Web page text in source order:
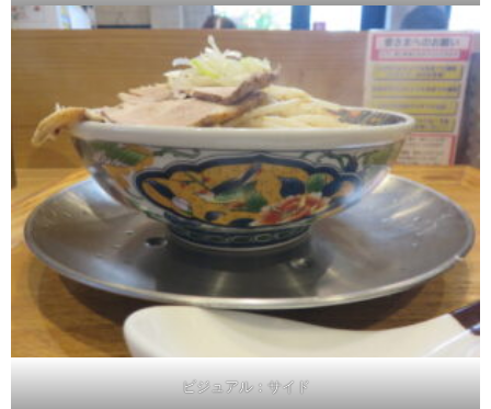
ビジュアル：サイド